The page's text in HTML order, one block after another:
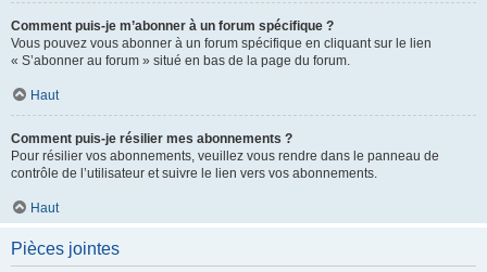
Comment puis-je m’abonner à un forum spécifique ?
Vous pouvez vous abonner à un forum spécifique en cliquant sur le lien
« S’abonner au forum » situé en bas de la page du forum.
Haut
Comment puis-je résilier mes abonnements ?
Pour résilier vos abonnements, veuillez vous rendre dans le panneau de
contrôle de l’utilisateur et suivre le lien vers vos abonnements.
Haut
Pièces jointes